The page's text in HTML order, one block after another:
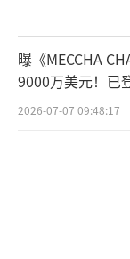
曝《MECCHA
9000万美元！已
2026-07-07 09:48:17